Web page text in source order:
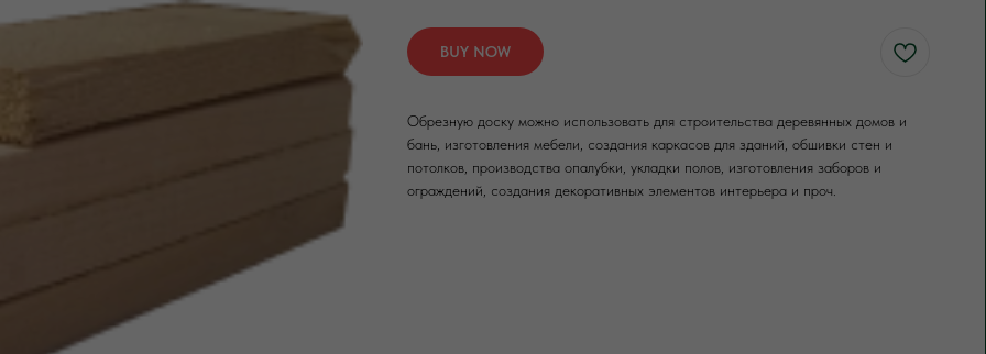
BUY NOW
Обрезную доску можно использовать для строительства деревянных домов и
бань, изготовления мебели, создания каркасов для зданий, обшивки стен и
потолков, производства опалубки, укладки полов, изготовления заборов и
ограждений, создания декоративных элементов интерьера и проч.